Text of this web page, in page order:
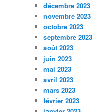
décembre 2023
novembre 2023
octobre 2023
septembre 2023
août 2023
juin 2023
mai 2023
avril 2023
mars 2023
février 2023